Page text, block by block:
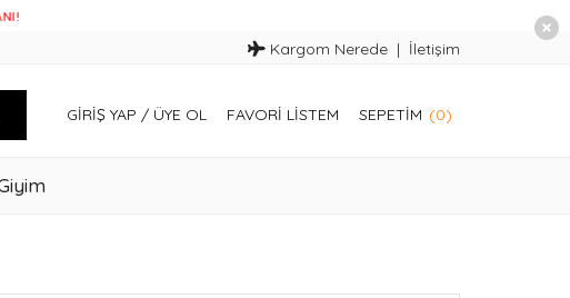
Kargom Nerede İletişim
GIRIŞ YAP / ÜYE OL FAVORI LISTEM SEPETIM (0)